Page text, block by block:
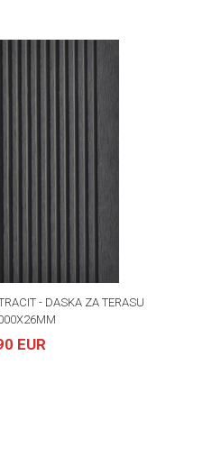
- DASKA ZA TERASU
EUR